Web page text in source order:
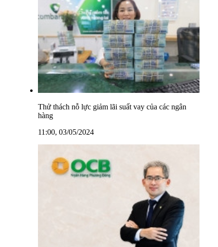
Thử thách nỗ lực giảm lãi suất vay của các ngân
hàng
11:00, 03/05/2024